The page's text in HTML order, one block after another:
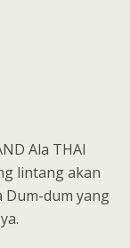
Ala THAI
lintang akan
Dum-dum yang